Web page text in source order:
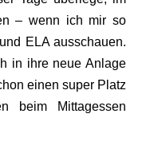
– wenn ich mir so
ELA ausschauen.
in ihre neue Anlage
einen super Platz
beim Mittagessen